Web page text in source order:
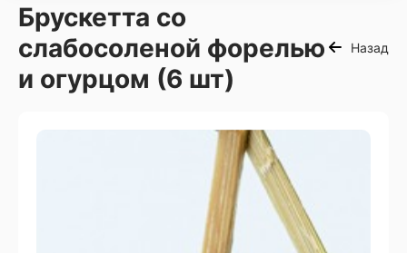
Брускетта со
слабосоленой форелью
и огурцом (6 шт)
Назад